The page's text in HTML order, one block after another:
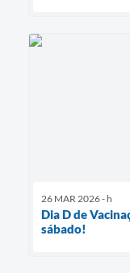
26 MAR 2026 - h
Dia D de
sábado!